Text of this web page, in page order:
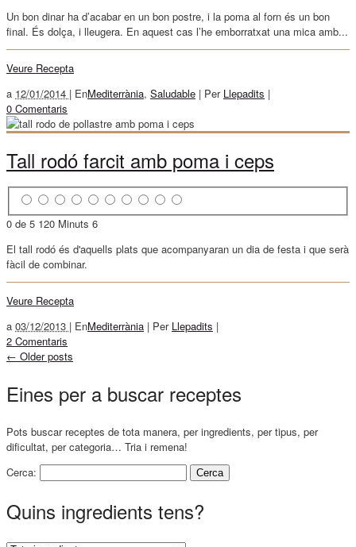
Un bon dinar ha d’acabar en un bon postre, i la poma al forn és un bon
final. És dolça, i lleugera. En aquest cas l’he emborratxat una mica amb...
Veure Recepta
a 12/01/2014 | EnMediterrània, Saludable | Per Llepadits |
0 Comentaris
Tall rodó farcit amb poma i ceps
0 de 5 120 Minuts 6
El tall rodó és d'aquells plats que acompanyaran un dia de festa i que serà
fàcil de combinar.
Veure Recepta
a 03/12/2013 | EnMediterrània | Per Llepadits |
2 Comentaris
← Older posts
Eines per a buscar receptes
Pots buscar receptes de tota manera, per ingredients, per tipus, per
dificultat, per categoria… Tria i remena!
Cerca:
Quins ingredients tens?